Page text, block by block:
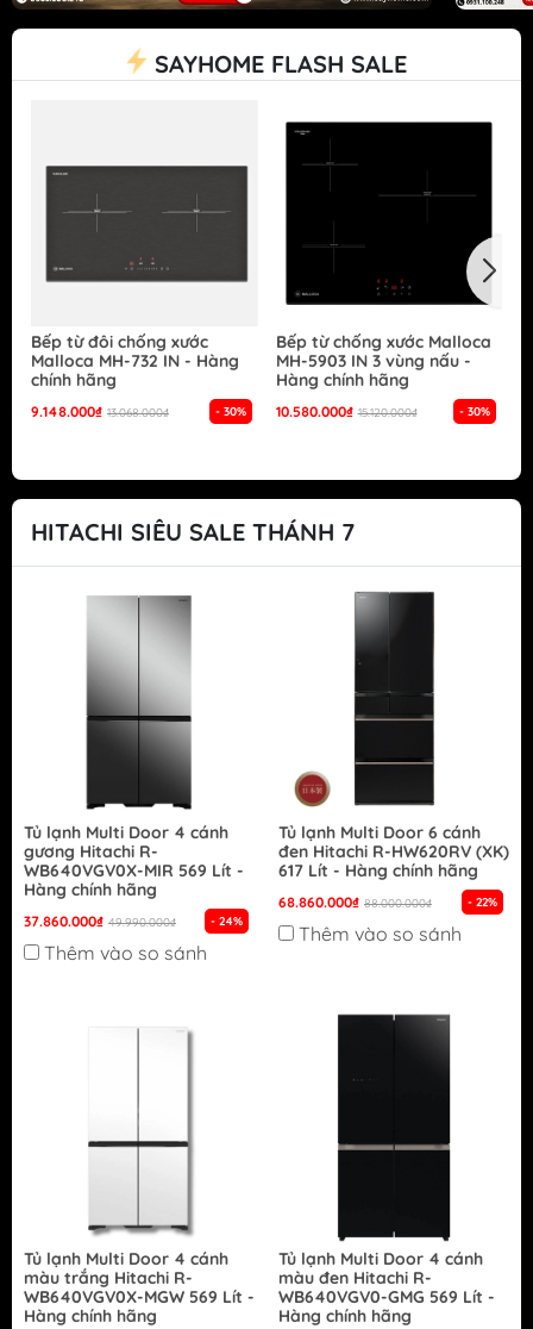
SAYHOME FLASH SALE
- 30%
Bếp từ đôi chống xước
Malloca MH-732 IN - Hàng
chính hãng
9.148.000₫ 13.068.000₫ - 30%
Bếp từ chống xước Malloca
MH-5903 IN 3 vùng nấu -
Hàng chính hãng
10.580.000₫ 15.120.000₫
HITACHI SIÊU SALE THÁNH 7
Tủ lạnh Multi Door 4 cánh
gương Hitachi R-
WB640VGV0X-MIR 569 Lít -
Hàng chính hãng
37.860.000₫ 49.990.000₫ - 24%
Thêm vào so sánh
Tủ lạnh Multi Door 6 cánh
đen Hitachi R-HW620RV (XK)
617 Lít - Hàng chính hãng
68.860.000₫ 88.000.000₫ - 22%
Thêm vào so sánh
Tủ lạnh Multi Door 4 cánh
màu trắng Hitachi R-
WB640VGV0X-MGW 569 Lít -
Hàng chính hãng
Tủ lạnh Multi Door 4 cánh
màu đen Hitachi R-
WB640VGV0-GMG 569 Lít -
Hàng chính hãng